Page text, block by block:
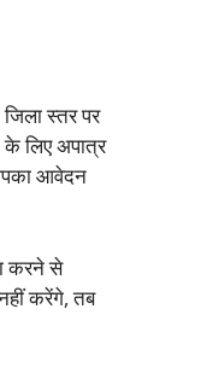
स्तर पर
के लिए अपात्र
आवेदन
करने से
करेंगे, तब